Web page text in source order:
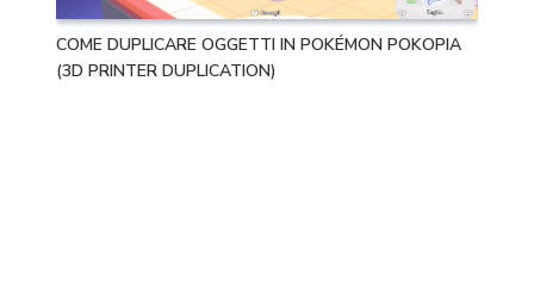
COME DUPLICARE OGGETTI IN POKÉMON POKOPIA
(3D PRINTER DUPLICATION)